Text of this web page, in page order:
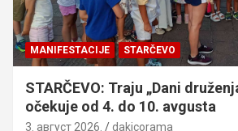
MANIFESTACIJE STARČEVO
STARČEVO: Traju „Dani
očekuje od 4. do 10. avgusta
3. август 2026. dakicorama